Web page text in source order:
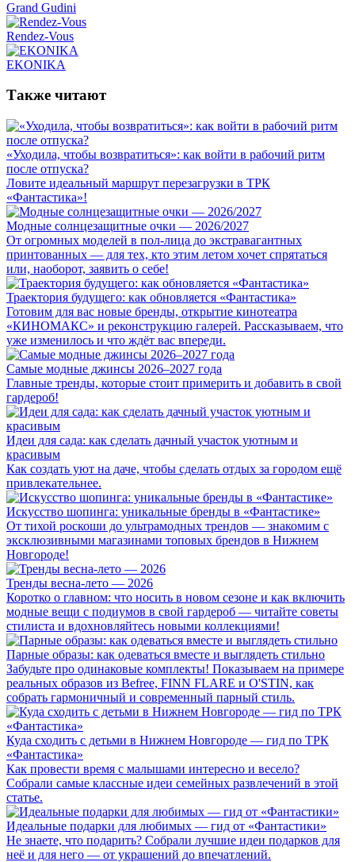
Grand Gudini
Rendez-Vous
EKONIKA
Также читают
«Уходила, чтобы возвратиться»: как войти в рабочий ритм
после отпуска?
Ловите идеальный маршрут перезагрузки в ТРК
«Фантастика»!
Модные солнцезащитные очки — 2026/2027
От огромных моделей в пол-лица до экстравагантных
принтованных — для тех, кто этим летом хочет спрятаться
или, наоборот, заявить о себе!
Траектория будущего: как обновляется «Фантастика»
Готовим для вас новые бренды, открытие кинотеатра
«КИНОМАКС» и реконструкцию галерей. Рассказываем, что
уже изменилось и что ждёт вас впереди.
Самые модные джинсы 2026–2027 года
Главные тренды, которые стоит примерить и добавить в свой
гардероб!
Идеи для сада: как сделать дачный участок уютным и
красивым
Как создать уют на даче, чтобы сделать отдых за городом ещё
привлекательнее.
Искусство шопинга: уникальные бренды в «Фантастике»
От тихой роскоши до ультрамодных трендов — знакомим с
эксклюзивными магазинами топовых брендов в Нижнем
Новгороде!
Тренды весна-лето — 2026
Коротко о главном: что носить в новом сезоне и как включить
модные вещи с подиумов в свой гардероб — читайте советы
стилиста и вдохновляйтесь новыми коллекциями!
Парные образы: как одеваться вместе и выглядеть стильно
Забудьте про одинаковые комплекты! Показываем на примере
реальных образов из Befree, FINN FLARE и O'STIN, как
собрать гармоничный и современный парный стиль.
Куда сходить с детьми в Нижнем Новгороде — гид по ТРК
«Фантастика»
Как провести время с малышами интересно и весело?
Собрали самые классные идеи семейных развлечений в этой
статье.
Идеальные подарки для любимых — гид от «Фантастики»
Не знаете, что подарить? Собрали лучшие идеи подарков для
неё и для него — от украшений до впечатлений.